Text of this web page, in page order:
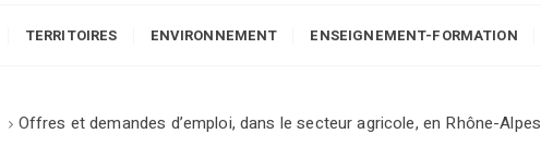
TERRITOIRES ENVIRONNEMENT ENSEIGNEMENT-FORMATION
Offres et demandes d’emploi, dans le secteur agricole, en Rhône-Alpes